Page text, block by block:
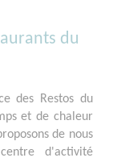
du
des Restos du
et de chaleur
de nous
d'activité